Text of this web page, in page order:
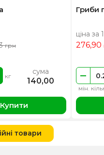
грн
кг сума
140,00
Купити
Гриби
ціна за
276,90
мін.
товари